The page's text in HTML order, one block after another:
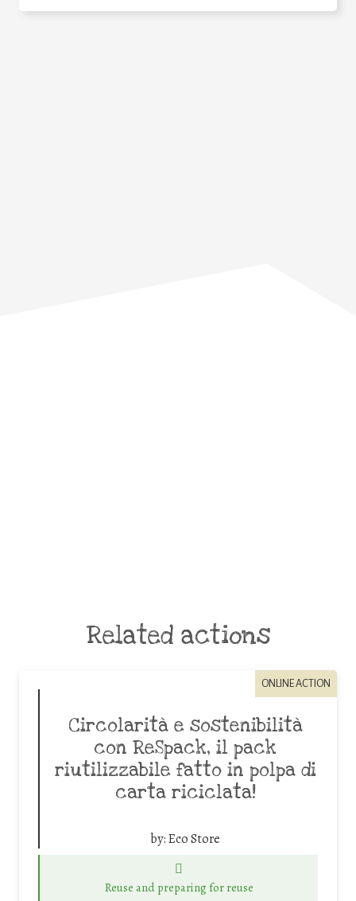
Related actions
ONLINE ACTION
Circolarità e sostenibilità
con ReSpack, il pack
riutilizzabile fatto in polpa di
carta riciclata!
by:Eco Store
Reuse and preparing for reuse